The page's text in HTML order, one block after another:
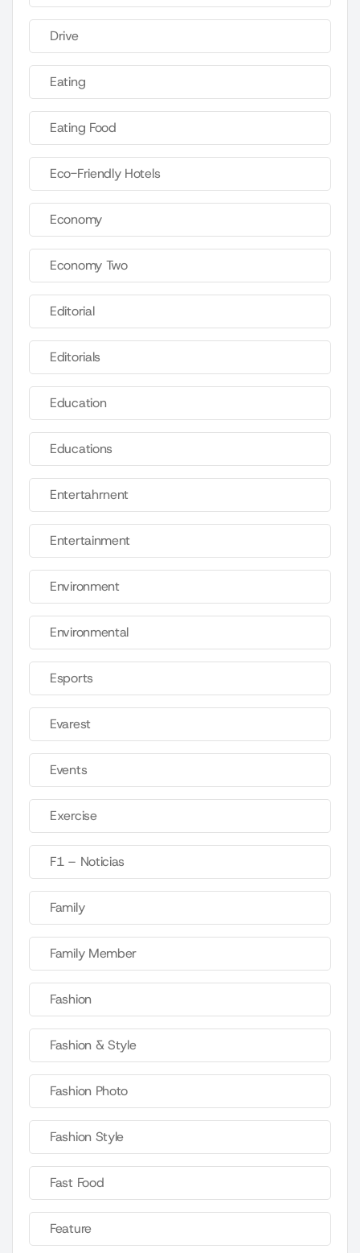
Drive
Eating
Eating Food
Eco-Friendly Hotels
Economy
Economy Two
Editorial
Editorials
Education
Educations
Entertahrnent
Entertainment
Environment
Environmental
Esports
Evarest
Events
Exercise
F1 – Noticias
Family
Family Member
Fashion
Fashion & Style
Fashion Photo
Fashion Style
Fast Food
Feature